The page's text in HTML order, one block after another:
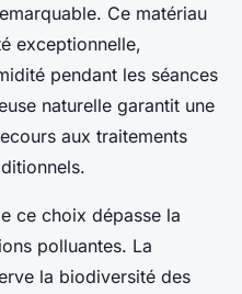
Ce matériau
exceptionnelle,
pendant les séances
naturelle garantit une
aux traitements
ce choix dépasse la
polluantes. La
la biodiversité des